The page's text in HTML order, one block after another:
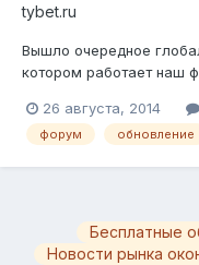
tybet.ru
Вышло очередное
котором работает наш
официального релиза.
именем IPS4, провести
26 августа, 2014
форум обновление
Бесплатные
Новости рынка